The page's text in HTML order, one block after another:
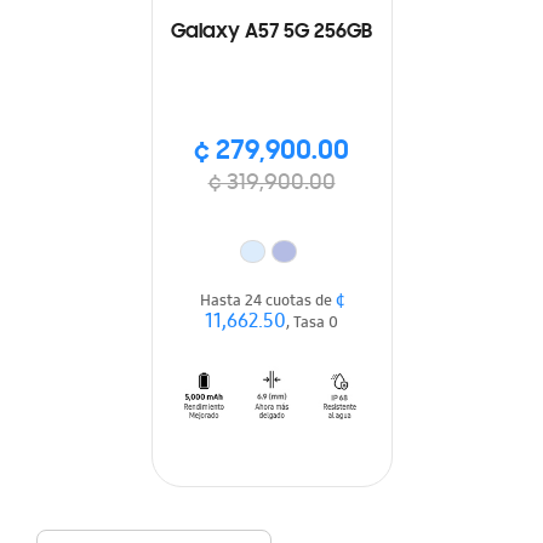
Galaxy A57 5G 256GB
¢ 279,900.00
¢ 319,900.00
Hasta 24 cuotas de¢
11,662.50, Tasa 0